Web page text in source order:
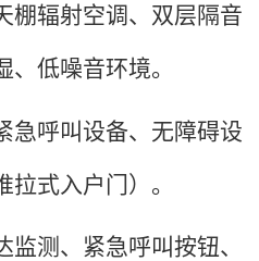
棚辐射空调、双层隔音
低噪音环境。
急呼叫设备、无障碍设
式入户门）。
测、紧急呼叫按钮、